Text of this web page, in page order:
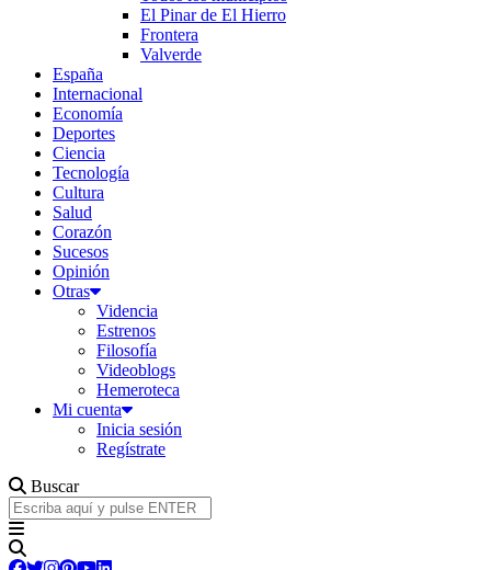
El Pinar de El Hierro
Frontera
Valverde
España
Internacional
Economía
Deportes
Ciencia
Tecnología
Cultura
Salud
Corazón
Sucesos
Opinión
Otras
Videncia
Estrenos
Filosofía
Videoblogs
Hemeroteca
Mi cuenta
Inicia sesión
Regístrate
Buscar